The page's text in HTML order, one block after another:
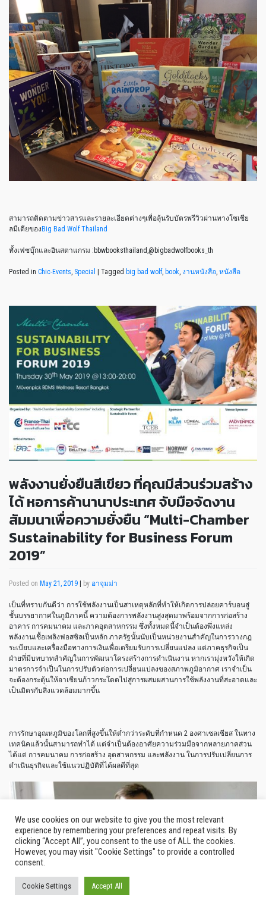
สามารถติดตามข่าวสารและรายละเอียดต่างๆเพื่อลุ้นรับบัตรพรีวิวผ่านทางโซเชีย
ลมีเดียของBig Bad Wolf Thailand
ทั้งเฟซบุ๊กและอินสตาแกรม :bbwbooksthailand,@bigbadwolfbooks_th
Posted in Chic-Events Special | Tagged big bad wolf, book งานหนังสือ หนังสือ
พลังงานยั่งยืนสีเขียว ที่คุณมีส่วนร่วมสร้าง
ได้ หอการค้านานาประเทศ จับมือจัดงาน
สัมมนาเพื่อความยั่งยืน “Multi-Chamber
Sustainability for Business Forum
2019”
Posted on May 21, 2019 by อาจุมม่า
เป็นที่ทราบกันดีว่า การใช้พลังงานเป็นสาเหตุหลักที่ทำให้เกิดการปล่อยคาร์บอนสู่
ชั้นบรรยากาศในภูมิภาคนี้ ความต้องการพลังงานสูงสุดมาพร้อมจากการก่อสร้าง
อาคาร การคมนาคม และภาคอุตสาหกรรม ซึ่งทั้งหมดนี้จำเป็นต้องพึ่งแหล่ง
พลังงานเชื้อเพลิงฟอสซิลเป็นหลัก ภาครัฐนั้นนับเป็นหน่วยงานสำคัญในการวางกฎ
ระเบียบและเครื่องมือทางการเงินเพื่อเตรียมรับการเปลี่ยนแปลง แต่ภาคธุรกิจเป็น
ฝ่ายที่มีบทบาทสำคัญในการพัฒนาโครงสร้างการดำเนินงาน หากเรามุ่งหวังให้เกิด
มาตรการจำเป็นในการปรับตัวต่อการเปลี่ยนแปลงของสภาพภูมิอากาศ เราจำเป็น
จะต้องกระตุ้นให้อาเซียนก้าวกระโดดไปสู่การผสมผสานการใช้พลังงานที่สะอาดและ
เป็นมิตรกับสิ่งแวดล้อมมากขึ้น
การรักษาอุณหภูมิของโลกที่สูงขึ้นให้ต่ำกว่าระดับที่กำหนด 2 องศาเซลเซียส ในทาง
เทคนิคแล้วนั้นสามารถทำได้ แต่จำเป็นต้องอาศัยความร่วมมือจากหลายภาคส่วน
ได้แต่ การคมนาคม การก่อสร้าง อุตสาหกรรม และพลังงาน ในการปรับเปลี่ยนการ
ดำเนินธุรกิจและใช้แนวปฏิบัติที่ได้ผลดีที่สุด
We use cookies on our website to give you the most relevant
experience by remembering your preferences and repeat visits. By
clicking “Accept All”, you consent to the use of ALL the cookies.
However, you may visit "Cookie Settings" to provide a controlled
consent.
Cookie Settings Accept All